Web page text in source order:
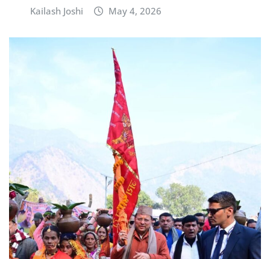
Kailash Joshi May 4, 2026